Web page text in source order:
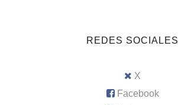
REDES SOCIALES
X
Facebook